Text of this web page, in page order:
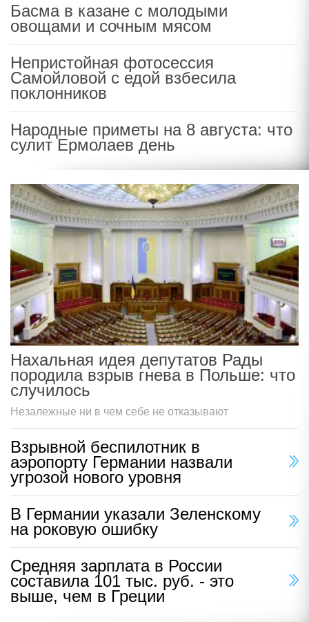
Басма в казане с молодыми
овощами и сочным мясом
Непристойная фотосессия
Самойловой с едой взбесила
поклонников
Народные приметы на 8 августа: что
сулит Ермолаев день
Нахальная идея депутатов Рады
породила взрыв гнева в Польше: что
случилось
Незалежные ни в чем себе не отказывают
Взрывной беспилотник в
аэропорту Германии назвали
угрозой нового уровня
В Германии указали Зеленскому
на роковую ошибку
Средняя зарплата в России
составила 101 тыс. руб. - это
выше, чем в Греции